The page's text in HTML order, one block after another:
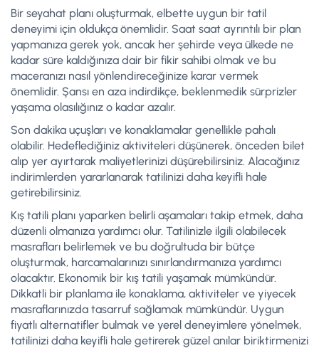
Bir seyahat planı oluşturmak, elbette uygun bir tatil
deneyimi için oldukça önemlidir. Saat saat ayrıntılı bir plan
yapmanıza gerek yok, ancak her şehirde veya ülkede ne
kadar süre kaldığınıza dair bir fikir sahibi olmak ve bu
maceranızı nasıl yönlendireceğinize karar vermek
önemlidir. Şansı en aza indirdikçe, beklenmedik sürprizler
yaşama olasılığınız o kadar azalır.
Son dakika uçuşları ve konaklamalar genellikle pahalı
olabilir. Hedeflediğiniz aktiviteleri düşünerek, önceden bilet
alıp yer ayırtarak maliyetlerinizi düşürebilirsiniz. Alacağınız
indirimlerden yararlanarak tatilinizi daha keyifli hale
getirebilirsiniz.
Kış tatili planı yaparken belirli aşamaları takip etmek, daha
düzenli olmanıza yardımcı olur. Tatilinizle ilgili olabilecek
masrafları belirlemek ve bu doğrultuda bir bütçe
oluşturmak, harcamalarınızı sınırlandırmanıza yardımcı
olacaktır. Ekonomik bir kış tatili yaşamak mümkündür.
Dikkatli bir planlama ile konaklama, aktiviteler ve yiyecek
masraflarınızda tasarruf sağlamak mümkündür. Uygun
fiyatlı alternatifler bulmak ve yerel deneyimlere yönelmek,
tatilinizi daha keyifli hale getirerek güzel anılar biriktirmenizi